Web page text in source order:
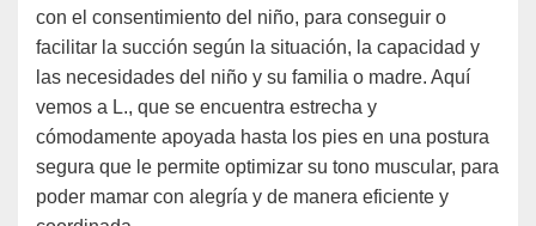
con el consentimiento del niño, para conseguir o
facilitar la succión según la situación, la capacidad y
las necesidades del niño y su familia o madre. Aquí
vemos a L., que se encuentra estrecha y
cómodamente apoyada hasta los pies en una postura
segura que le permite optimizar su tono muscular, para
poder mamar con alegría y de manera eficiente y